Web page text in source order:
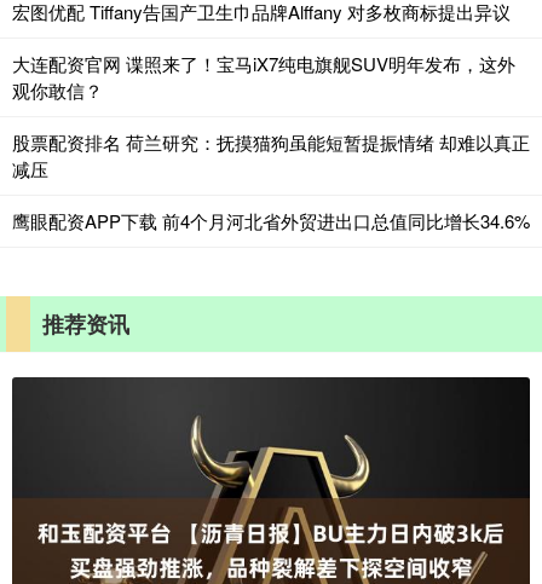
宏图优配 Tiffany告国产卫生巾品牌Alffany 对多枚商标提出异议
大连配资官网 谍照来了！宝马iX7纯电旗舰SUV明年发布，这外
观你敢信？
股票配资排名 荷兰研究：抚摸猫狗虽能短暂提振情绪 却难以真正
减压
鹰眼配资APP下载 前4个月河北省外贸进出口总值同比增长34.6%
推荐资讯